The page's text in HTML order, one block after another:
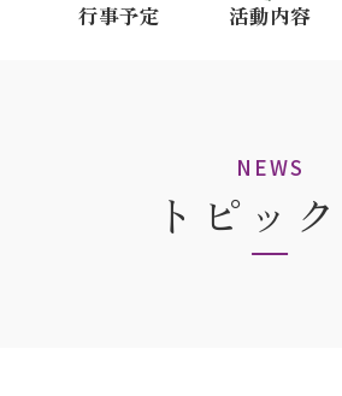
行事予定 活動内容
NEWS
トピッ